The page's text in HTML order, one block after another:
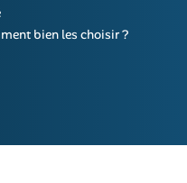
bien les choisir ?